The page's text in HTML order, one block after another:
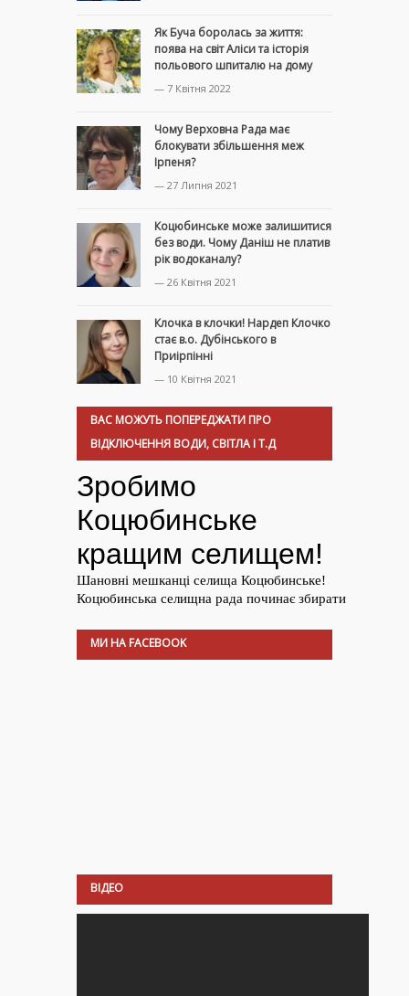
Як Буча боролась за життя:
поява на світ Аліси та історія
польового шпиталю на дому
— 7 Квітня 2022
Чому Верховна Рада має
блокувати збільшення меж
Ірпеня?
— 27 Липня 2021
Коцюбинське може залишитися
без води. Чому Даніш не платив
рік водоканалу?
— 26 Квітня 2021
Клочка в клочки! Нардеп Клочко
стає в.о. Дубінського в
Приірпінні
— 10 Квітня 2021
ВАС МОЖУТЬ ПОПЕРЕДЖАТИ ПРО
ВІДКЛЮЧЕННЯ ВОДИ, СВІТЛА І Т.Д
МИ НА FACEBOOK
ВІДЕО